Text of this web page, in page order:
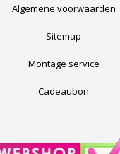
Algemene voorwaarden
Sitemap
Montage service
Cadeaubon